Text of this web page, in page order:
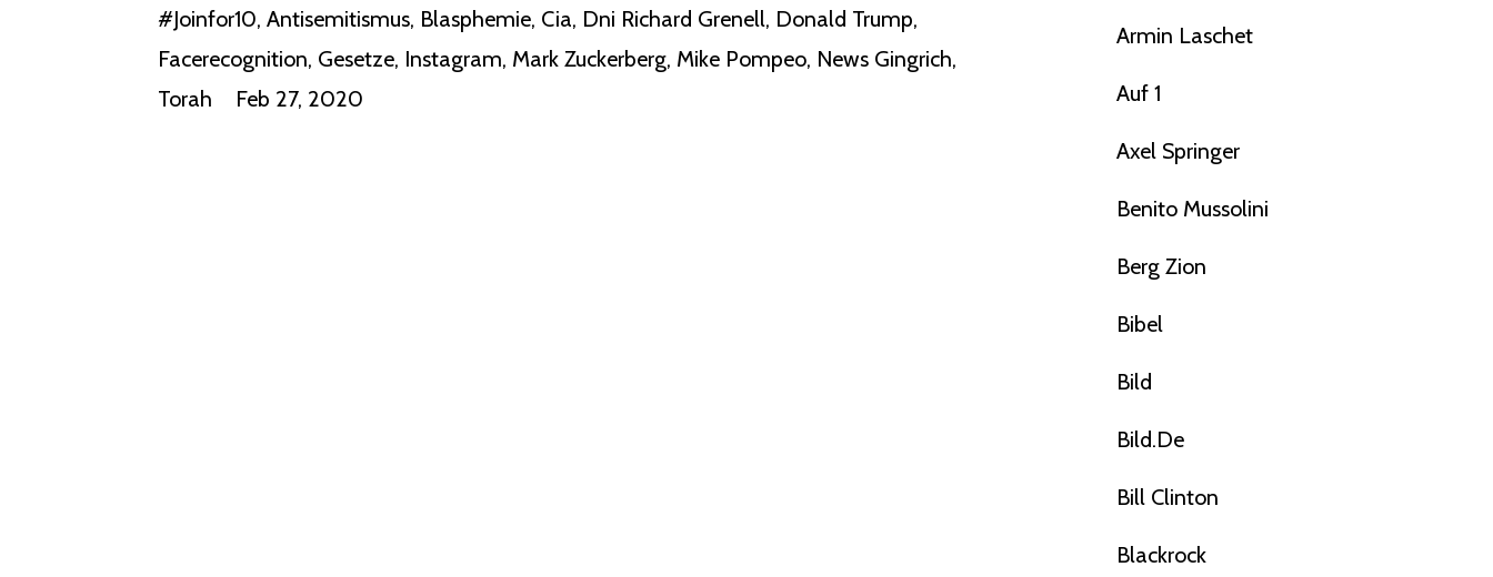
#joinfor10 Antisemitismus Blasphemie Cia Dni Richard Grenell Donald Trump
Facerecognition Gesetze Instagram Mark Zuckerberg Mike Pompeo News Gingrich
Torah
Feb 27, 2020
Armin Laschet
Auf 1
Axel Springer
Benito Mussolini
Berg Zion
Bibel
Bild
Bild.de
Bill Clinton
Blackrock